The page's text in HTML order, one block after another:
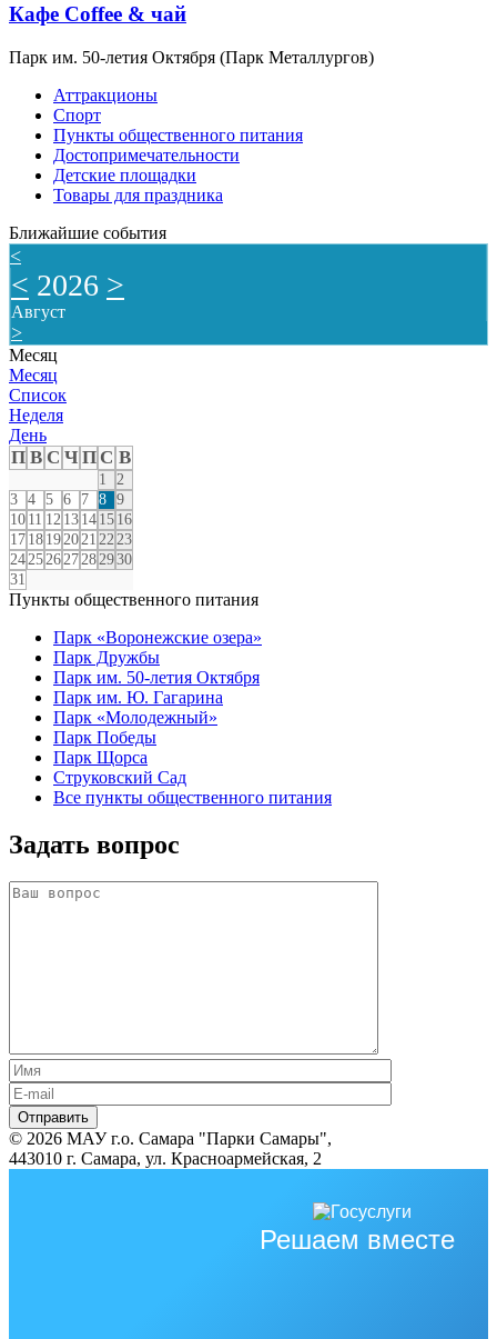
Кафе Coffee & чай
Парк им. 50-летия Октября (Парк Металлургов)
Аттракционы
Спорт
Пункты общественного питания
Достопримечательности
Детские площадки
Товары для праздника
Ближайшие события
<
< 2026 >
Август
>
Месяц
Месяц
Список
Неделя
День
П В С Ч ПС В
1
2
3 4 5 6 7 8 9
10 11 12 13 14 15 16
17 18 19 20 21 22 23
24 25 26 27 28 2930
31
Пункты общественного питания
Парк «Воронежские озера»
Парк Дружбы
Парк им. 50-летия Октября
Парк им. Ю. Гагарина
Парк «Молодежный»
Парк Победы
Парк Щорса
Струковский Сад
Все пункты общественного питания
Задать вопрос
© 2026 МАУ г.о. Самара "Парки Самары",
443010 г. Самара, ул. Красноармейская, 2
Решаем вместе